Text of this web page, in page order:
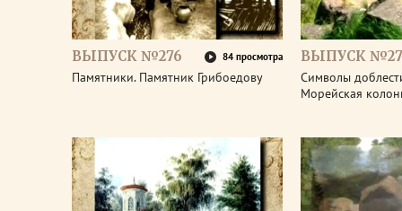
ВЫПУСК №276 84 просмотра
Памятники. Памятник Грибоедову
ВЫПУСК
Символы
Морейская